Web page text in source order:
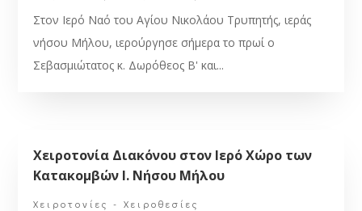
Στον Ιερό Ναό του Αγίου Νικολάου Τρυπητής, ιεράς
νήσου Μήλου, ιερούργησε σήμερα το πρωί ο
Σεβασμιώτατος κ. Δωρόθεος Β' και...
Χειροτονία Διακόνου στον Ιερό Χώρο των
Κατακομβών Ι. Νήσου Μήλου
Χειροτονίες - Χειροθεσίες